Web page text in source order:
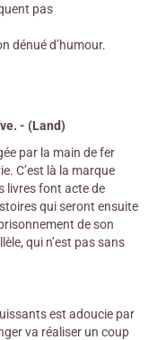
pas
dénué d’humour.
- (Land)
par la main de fer
C’est là la marque
livres font acte de
qui seront ensuite
de son
qui n’est pas sans
est adoucie par
va réaliser un coup